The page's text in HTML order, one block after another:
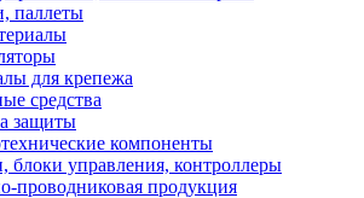
паллеты
для крепежа
средства
защиты
компоненты
блоки управления, контроллеры
проводниковая продукция